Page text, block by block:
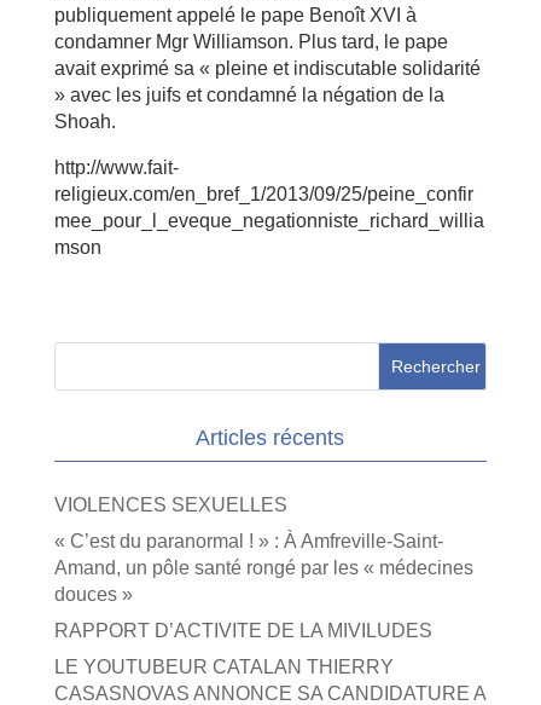
publiquement appelé le pape Benoît XVI à
condamner Mgr Williamson. Plus tard, le pape
avait exprimé sa « pleine et indiscutable solidarité
» avec les juifs et condamné la négation de la
Shoah.
http://www.fait-
religieux.com/en_bref_1/2013/09/25/peine_confir
mee_pour_l_eveque_negationniste_richard_willia
mson
Articles récents
VIOLENCES SEXUELLES
« C’est du paranormal ! » : À Amfreville-Saint-
Amand, un pôle santé rongé par les « médecines
douces »
RAPPORT D’ACTIVITE DE LA MIVILUDES
LE YOUTUBEUR CATALAN THIERRY
CASASNOVAS ANNONCE SA CANDIDATURE A